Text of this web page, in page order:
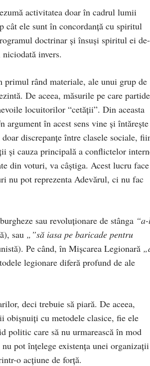
activitatea doar în cadrul lumii
cât ele sunt în concordanţă cu spiritul
doctrinar şi însuşi spiritul ei
invers.
rând materiale, ale unui grup de
De aceea, măsurile pe care
locuitorilor “cetăţii”. Din aceasta
argument în acest sens vine şi întăreşte
discrepanţe între clasele sociale,
şi cauza principală a conflictelor
din voturi, va câştiga. Acest lucru
nu pot reprezenta Adevărul, ci nu fac
sau revoluţionare de stânga
sau „”să iasa pe baricade pentru
Pe când, în Mişcarea Legionară
legionare diferă profund de ale
deci trebuie să piară. De aceea,
obişnuiţi cu metodele clasice, fie ele
politic care să nu urmarească în mod
pot înţelege existenţa unei organizaţii
o acţiune de forţă.